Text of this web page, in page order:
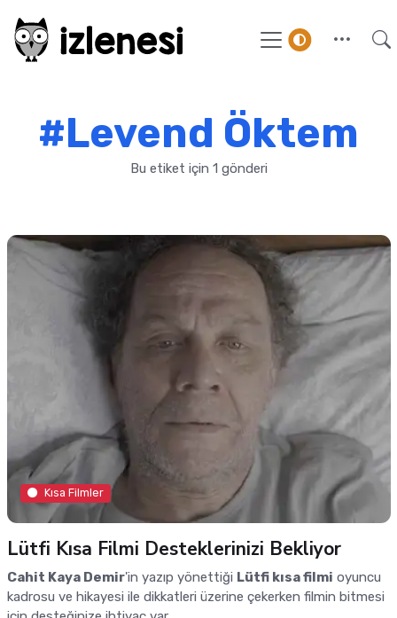
#Levend Öktem
Bu etiket için 1 gönderi
Kısa Filmler
Lütfi Kısa Filmi Desteklerinizi Bekliyor
Cahit Kaya Demir'in yazıp yönettiği Lütfi kısa filmi oyuncu
kadrosu ve hikayesi ile dikkatleri üzerine çekerken filmin bitmesi